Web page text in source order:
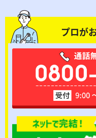
プロが